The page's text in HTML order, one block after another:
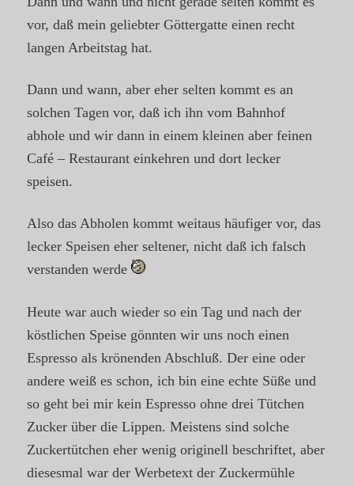
vor, daß mein geliebter Göttergatte einen recht
langen Arbeitstag hat.
Dann und wann, aber eher selten kommt es an
solchen Tagen vor, daß ich ihn vom Bahnhof
abhole und wir dann in einem kleinen aber feinen
Café – Restaurant einkehren und dort lecker
speisen.
Also das Abholen kommt weitaus häufiger vor, das
lecker Speisen eher seltener, nicht daß ich falsch
verstanden werde
Heute war auch wieder so ein Tag und nach der
köstlichen Speise gönnten wir uns noch einen
Espresso als krönenden Abschluß. Der eine oder
andere weiß es schon, ich bin eine echte Süße und
so geht bei mir kein Espresso ohne drei Tütchen
Zucker über die Lippen. Meistens sind solche
Zuckertütchen eher wenig originell beschriftet, aber
diesesmal war der Werbetext der Zuckermühle